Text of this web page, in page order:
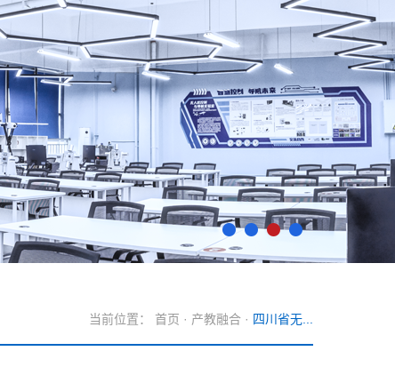
当前位置： 首页 · 产教融合 · 四川省无...